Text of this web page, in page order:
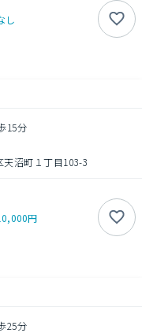
し
15分
沼町１丁目103-3
円
25分